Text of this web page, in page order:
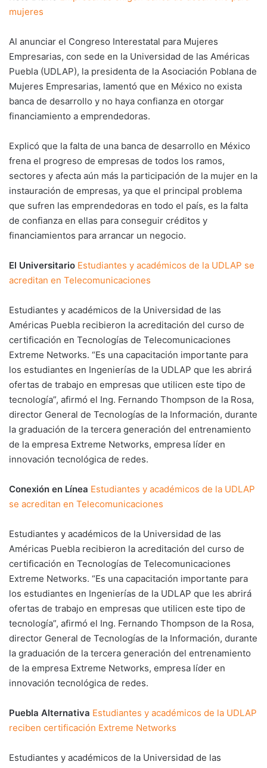
mujeres
Al anunciar el Congreso Interestatal para Mujeres
Empresarias, con sede en la Universidad de las Américas
Puebla (UDLAP), la presidenta de la Asociación Poblana de
Mujeres Empresarias, lamentó que en México no exista
banca de desarrollo y no haya confianza en otorgar
financiamiento a emprendedoras.
Explicó que la falta de una banca de desarrollo en México
frena el progreso de empresas de todos los ramos,
sectores y afecta aún más la participación de la mujer en la
instauración de empresas, ya que el principal problema
que sufren las emprendedoras en todo el país, es la falta
de confianza en ellas para conseguir créditos y
financiamientos para arrancar un negocio.
El Universitario Estudiantes y académicos de la UDLAP se
acreditan en Telecomunicaciones
Estudiantes y académicos de la Universidad de las
Américas Puebla recibieron la acreditación del curso de
certificación en Tecnologías de Telecomunicaciones
Extreme Networks. “Es una capacitación importante para
los estudiantes en Ingenierías de la UDLAP que les abrirá
ofertas de trabajo en empresas que utilicen este tipo de
tecnología”, afirmó el Ing. Fernando Thompson de la Rosa,
director General de Tecnologías de la Información, durante
la graduación de la tercera generación del entrenamiento
de la empresa Extreme Networks, empresa líder en
innovación tecnológica de redes.
Conexión en Línea Estudiantes y académicos de la UDLAP
se acreditan en Telecomunicaciones
Estudiantes y académicos de la Universidad de las
Américas Puebla recibieron la acreditación del curso de
certificación en Tecnologías de Telecomunicaciones
Extreme Networks. “Es una capacitación importante para
los estudiantes en Ingenierías de la UDLAP que les abrirá
ofertas de trabajo en empresas que utilicen este tipo de
tecnología”, afirmó el Ing. Fernando Thompson de la Rosa,
director General de Tecnologías de la Información, durante
la graduación de la tercera generación del entrenamiento
de la empresa Extreme Networks, empresa líder en
innovación tecnológica de redes.
Puebla Alternativa Estudiantes y académicos de la UDLAP
reciben certificación Extreme Networks
Estudiantes y académicos de la Universidad de las